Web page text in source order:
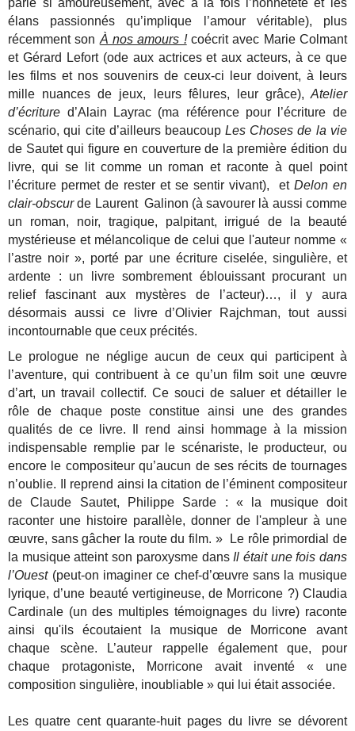
parle si amoureusement, avec à la fois l’honnêteté et les
élans passionnés qu’implique l’amour véritable), plus
récemment sonÀ nos amours !coécrit avec Marie Colmant
et Gérard Lefort (ode aux actrices et aux acteurs, à ce que
les films et nos souvenirs de ceux-ci leur doivent, à leurs
mille nuances de jeux, leurs fêlures, leur grâce), Atelier
d’écriture d’Alain Layrac (ma référence pour l’écriture de
scénario, qui cite d’ailleurs beaucoupLes Choses de la vie
de Sautet qui figure en couverture de la première édition du
livre, qui se lit comme un roman et raconte à quel point
l’écriture permet de rester et se sentir vivant), et Delon en
clair-obscurde Laurent Galinon (à savourer là aussi comme
un roman, noir, tragique, palpitant, irrigué de la beauté
mystérieuse et mélancolique de celui que l'auteur nomme «
l’astre noir », porté par une écriture ciselée, singulière, et
ardente : un livre sombrement éblouissant procurant un
relief fascinant aux mystères de l’acteur)…, il y aura
désormais aussi ce livre d’Olivier Rajchman, tout aussi
incontournable que ceux précités.
Le prologue ne néglige aucun de ceux qui participent à
l’aventure, qui contribuent à ce qu’un film soit une œuvre
d’art, un travail collectif. Ce souci de saluer et détailler le
rôle de chaque poste constitue ainsi une des grandes
qualités de ce livre. Il rend ainsi hommage à la mission
indispensable remplie par le scénariste, le producteur, ou
encore le compositeur qu’aucun de ses récits de tournages
n’oublie. Il reprend ainsi la citation de l’éminent compositeur
de Claude Sautet, Philippe Sarde : « la musique doit
raconter une histoire parallèle, donner de l'ampleur à une
œuvre, sans gâcher la route du film. » Le rôle primordial de
la musique atteint son paroxysme dans Il était une fois dans
l’Ouest(peut-on imaginer ce chef-d’œuvre sans la musique
lyrique, d’une beauté vertigineuse, de Morricone ?) Claudia
Cardinale (un des multiples témoignages du livre) raconte
ainsi qu'ils écoutaient la musique de Morricone avant
chaque scène. L’auteur rappelle également que, pour
chaque protagoniste, Morricone avait inventé « une
composition singulière, inoubliable » qui lui était associée.
Les quatre cent quarante-huit pages du livre se dévorent